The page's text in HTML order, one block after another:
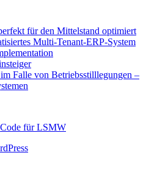
für den Mittelstand optimiert
Multi-Tenant-ERP-System
Falle von Betriebsstilllegungen –
Code für LSMW